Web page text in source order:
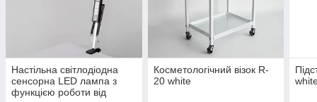
Настільна світлодіодна
сенсорна LED лампа з
функцією роботи від
Косметологічний візок R-
20 white